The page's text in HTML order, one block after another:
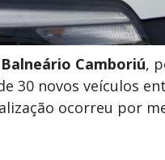
Camboriú,
30 novos veículos
ocorreu por